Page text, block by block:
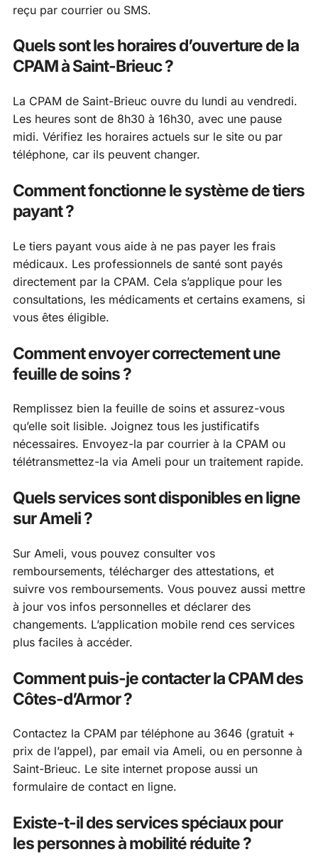
reçu par courrier ou SMS.
Quels sont les horaires d’ouverture de la
CPAM à Saint-Brieuc ?
La CPAM de Saint-Brieuc ouvre du lundi au vendredi.
Les heures sont de 8h30 à 16h30, avec une pause
midi. Vérifiez les horaires actuels sur le site ou par
téléphone, car ils peuvent changer.
Comment fonctionne le système de tiers
payant ?
Le tiers payant vous aide à ne pas payer les frais
médicaux. Les professionnels de santé sont payés
directement par la CPAM. Cela s’applique pour les
consultations, les médicaments et certains examens, si
vous êtes éligible.
Comment envoyer correctement une
feuille de soins ?
Remplissez bien la feuille de soins et assurez-vous
qu’elle soit lisible. Joignez tous les justificatifs
nécessaires. Envoyez-la par courrier à la CPAM ou
télétransmettez-la via Ameli pour un traitement rapide.
Quels services sont disponibles en ligne
sur Ameli ?
Sur Ameli, vous pouvez consulter vos
remboursements, télécharger des attestations, et
suivre vos remboursements. Vous pouvez aussi mettre
à jour vos infos personnelles et déclarer des
changements. L’application mobile rend ces services
plus faciles à accéder.
Comment puis-je contacter la CPAM des
Côtes-d’Armor ?
Contactez la CPAM par téléphone au 3646 (gratuit +
prix de l’appel), par email via Ameli, ou en personne à
Saint-Brieuc. Le site internet propose aussi un
formulaire de contact en ligne.
Existe-t-il des services spéciaux pour
les personnes à mobilité réduite ?